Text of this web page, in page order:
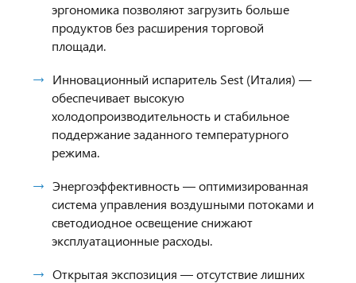
эргономика позволяют загрузить больше
продуктов без расширения торговой
площади.
Инновационный испаритель Sest (Италия) —
обеспечивает высокую
холодопроизводительность и стабильное
поддержание заданного температурного
режима.
Энергоэффективность — оптимизированная
система управления воздушными потоками и
светодиодное освещение снижают
эксплуатационные расходы.
Открытая экспозиция — отсутствие лишних